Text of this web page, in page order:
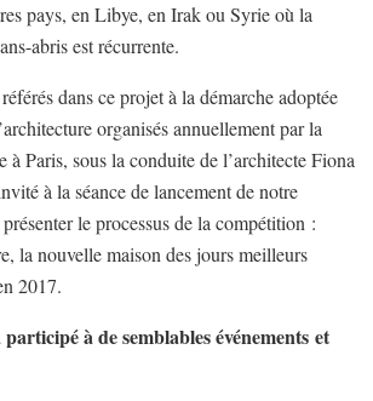
pays, en Libye, en Irak ou Syrie où la
abris est récurrente.
dans ce projet à la démarche adoptée
organisés annuellement par la
à Paris, sous la conduite de l’architecte Fiona
à la séance de lancement de notre
le processus de la compétition :
la nouvelle maison des jours meilleurs
2017.
à de semblables événements et